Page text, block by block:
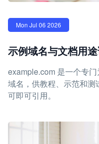
Mon Jul 06 2026
示例域名与文档用
example.com 是一个专
域名，供教程、示范和
可即可引用。